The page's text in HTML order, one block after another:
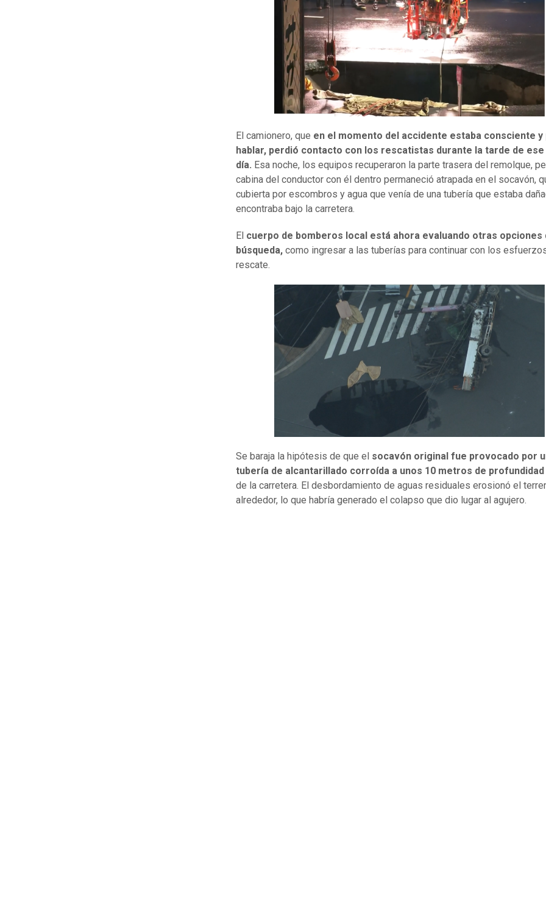
El camionero, que en el momento del accidente estaba consciente y
hablar, perdió contacto con los rescatistas durante la tarde de ese
día. Esa noche, los equipos recuperaron la parte trasera del remolque,
cabina del conductor con él dentro permaneció atrapada en el socavón,
cubierta por escombros y agua que venía de una tubería que estaba
encontraba bajo la carretera.
El cuerpo de bomberos local está ahora evaluando otras opciones
búsqueda, como ingresar a las tuberías para continuar con los
rescate.
Se baraja la hipótesis de que el socavón original fue provocado por
tubería de alcantarillado corroída a unos 10 metros de profundidad
de la carretera. El desbordamiento de aguas residuales erosionó el
alrededor, lo que habría generado el colapso que dio lugar al agujero.